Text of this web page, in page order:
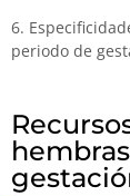
6.
periodo de